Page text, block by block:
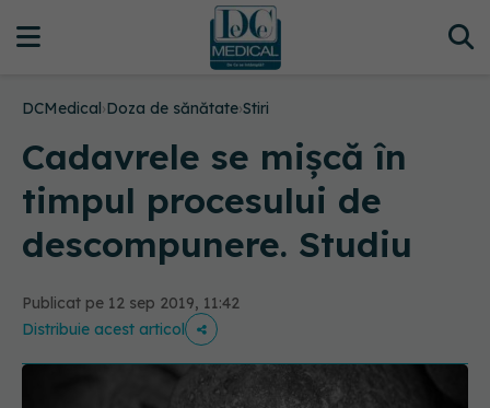
DCMedical›Doza de sănătate›Stiri
Cadavrele se mişcă în
timpul procesului de
descompunere. Studiu
Publicat pe 12 sep 2019, 11:42
Distribuie acest articol